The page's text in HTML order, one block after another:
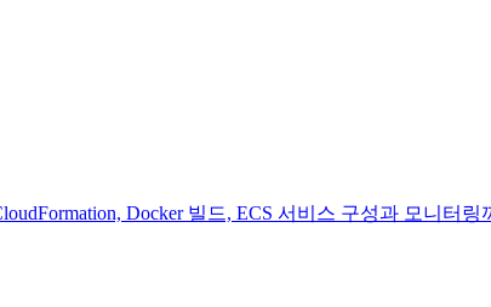
Docker 빌드, ECS 서비스 구성과 모니터링